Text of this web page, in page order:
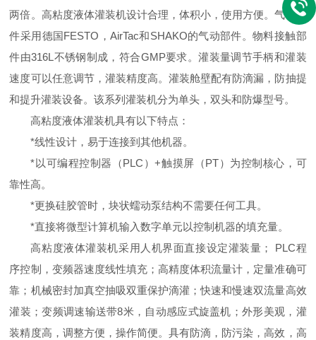
两倍。高粘度液体灌装机设计合理，体积小，使用方便。气动部
件采用德国FESTO，AirTac和SHAKO的气动部件。物料接触部
件由316L不锈钢制成，符合GMP要求。灌装量调节手柄和灌装
速度可以任意调节，灌装精度高。灌装舱壁配有防滴漏，防抽提
和提升灌装设备。该系列灌装机分为单头，双头和防爆型号。
高粘度液体灌装机具有以下特点：
*线性设计，易于连接到其他机器。
*以可编程控制器（PLC）+触摸屏（PT）为控制核心，可
靠性高。
*更换硅胶管时，块状蠕动泵结构不需要任何工具。
*直接将微型计算机输入数字单元以控制机器的填充量。
高粘度液体灌装机采用人机界面直接设定灌装量； PLC程
序控制，变频器速度线性填充；高精度体积流量计，定量准确可
靠；机械密封加真空抽吸双重保护滴灌；快速和慢速双流量高效
灌装；变频调速输送带8米，自动感应式旋盖机；外形美观，灌
装精度高，调整方便，操作简便。具有防滴，防污染，高效，高